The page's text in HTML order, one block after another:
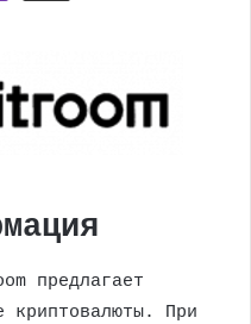
предлагает
криптовалюты. При